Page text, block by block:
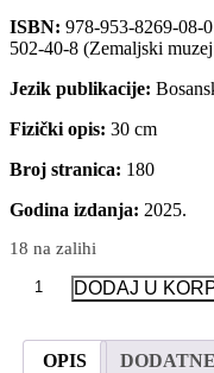
ISBN: 978-953-8269-08-
502-40-8 (Zemaljski
Jezik publikacije:
Fizički opis: 30 cm
Broj stranica: 180
Godina izdanja: 2025.
18 na zalihi
Zaboravljena
nalazi
DODAJ U
OPIS